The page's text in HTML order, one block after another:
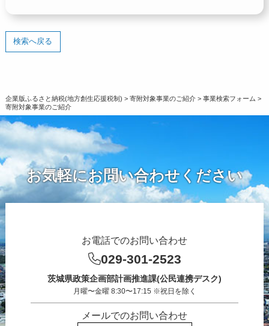
検索へ戻る
企業版ふるさと納税(地方創生応援税制) > 寄附対象事業のご紹介> 事業検索フォーム >
寄附対象事業のご紹介
お気軽にお問い合わせください
お電話でのお問い合わせ
029-301-2523
茨城県政策企画部計画推進課(公民連携デスク)
月曜〜金曜 8:30〜17:15 ※祝日を除く
メールでのお問い合わせ